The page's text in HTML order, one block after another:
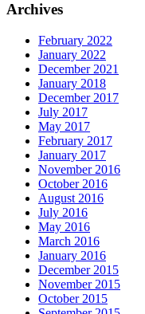
Archives
February 2022
January 2022
December 2021
January 2018
December 2017
July 2017
May 2017
February 2017
January 2017
November 2016
October 2016
August 2016
July 2016
May 2016
March 2016
January 2016
December 2015
November 2015
October 2015